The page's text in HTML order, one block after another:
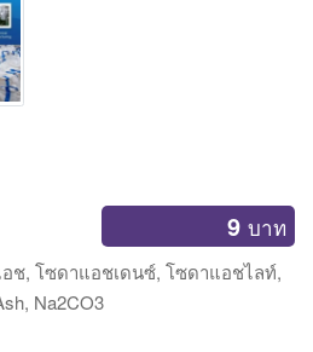
9 บาท
ช, โซดาแอชเดนซ์, โซดาแอชไลท์,
Na2CO3